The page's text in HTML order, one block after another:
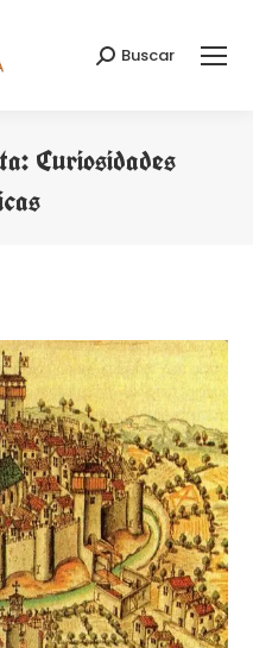
Buscar:
Buscar
Curiosidades